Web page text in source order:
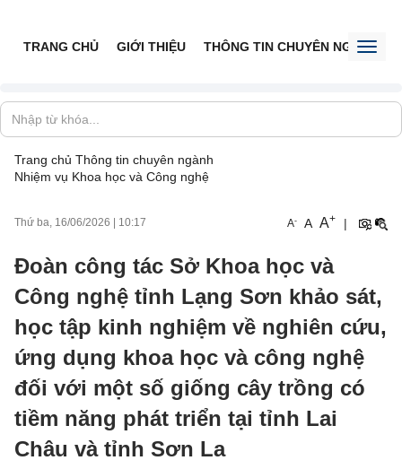
TRANG CHỦ GIỚI THIỆU THÔNG TIN CHUYÊN NGÀNH
Trang chủ Thông tin chuyên ngành
Nhiệm vụ Khoa học và Công nghệ
Thứ ba, 16/06/2026 10:17 A- A A+ |
Đoàn công tác Sở Khoa học và
Công nghệ tỉnh Lạng Sơn khảo sát,
học tập kinh nghiệm về nghiên cứu,
ứng dụng khoa học và công nghệ
đối với một số giống cây trồng có
tiềm năng phát triển tại tỉnh Lai
Châu và tỉnh Sơn La